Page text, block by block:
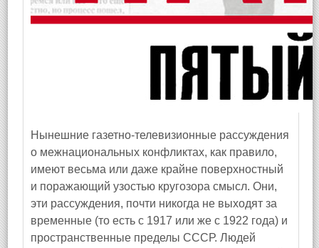
Нынешние газетно-телевизионные рассуждения
о межнациональных конфликтах, как правило,
имеют весьма или даже крайне поверхностный
и поражающий узостью кругозора смысл. Они,
эти рассуждения, почти никогда не выходят за
временные (то есть с 1917 или же с 1922 года) и
пространственные пределы СССР. Людей